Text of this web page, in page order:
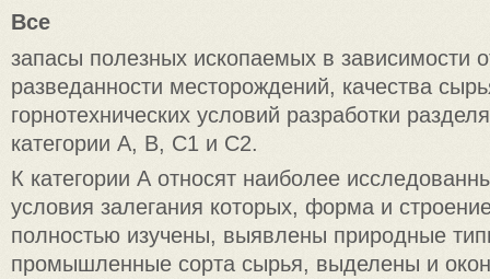
Все
запасы полезных ископаемых в зависимости
разведанности месторождений, качества
горнотехнических условий разработки
категории А, В, C1 и С2.
К категории А относят наиболее
условия залегания которых, форма и
полностью изучены, выявлены природные
промышленные сорта сырья, выделены и